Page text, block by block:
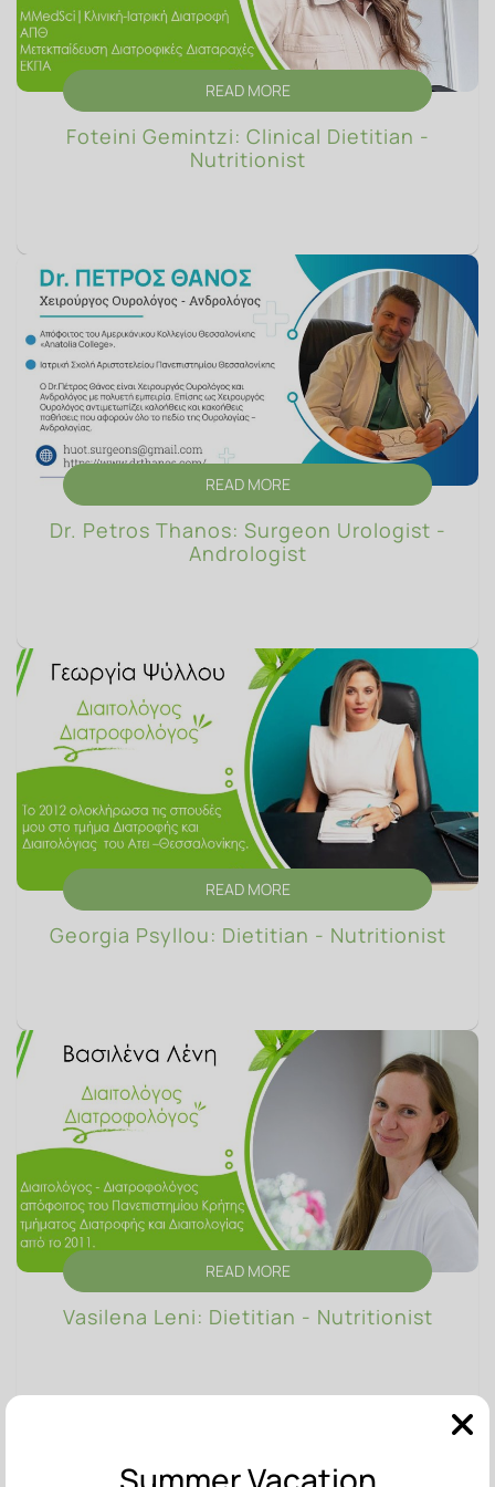
SOAPS
Foteini Gemintzi: Clinical Dietitian -
Nutritionist
READ MORE
Dr. Petros Thanos: Surgeon Urologist -
Andrologist
READ MORE
Georgia Psyllou: Dietitian - Nutritionist
READ MORE
Vasilena Leni: Dietitian - Nutritionist
READ MORE